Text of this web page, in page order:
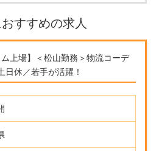
すすめの求人
上場】＜松山勤務＞物流コーデ
日休／若手が活躍！